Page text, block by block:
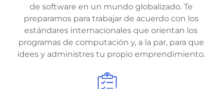
de software en un mundo globalizado. Te
preparamos para trabajar de acuerdo con los
estándares internacionales que orientan los
programas de computación y, a la par, para que
idees y administres tu propio emprendimiento.